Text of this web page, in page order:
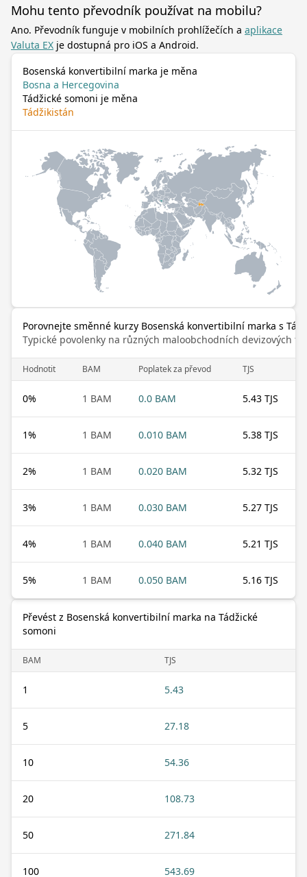
Mohu tento převodník používat na mobilu?
Ano. Převodník funguje v mobilních prohlížečích a aplikace
Valuta EX je dostupná pro iOS a Android.
Bosenská konvertibilní marka je měna
Bosna a Hercegovina
Tádžické somoni je měna
Tádžikistán
Porovnejte směnné kurzy Bosenská konvertibilní marka s
Typické povolenky na různých maloobchodních devizových
Hodnotit BAM Poplatek za převod TJS
0% 1 BAM 0.0 BAM 5.43 TJS
1% 1 BAM 0.010 BAM 5.38 TJS
2% 1 BAM 0.020 BAM 5.32 TJS
3% 1 BAM 0.030 BAM 5.27 TJS
4% 1 BAM 0.040 BAM 5.21 TJS
5% 1 BAM 0.050 BAM 5.16 TJS
Převést z Bosenská konvertibilní marka na Tádžické
somoni
BAM TJS
1 5.43
5 27.18
10 54.36
20 108.73
50 271.84
100 543.69